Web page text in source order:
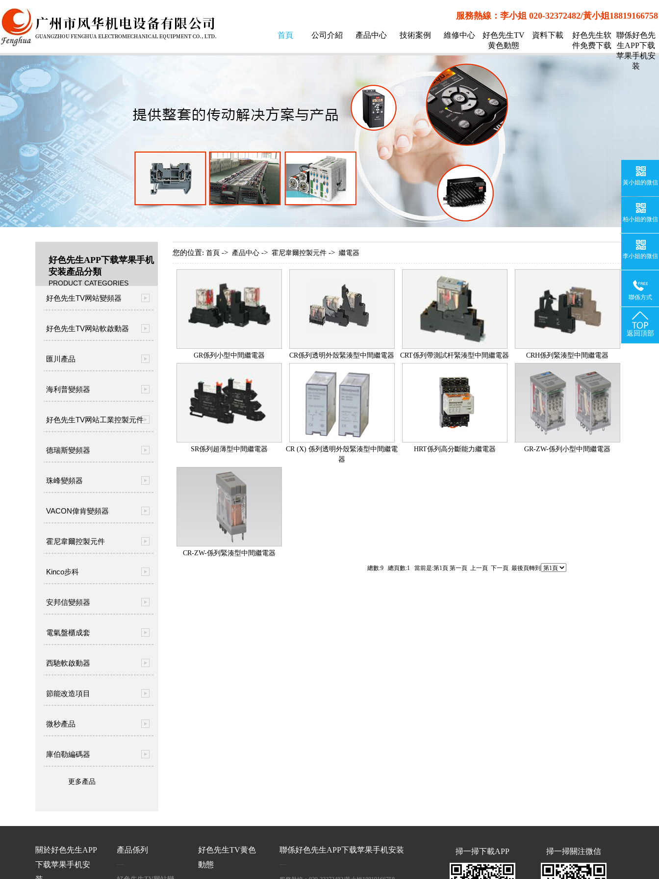
服務熱線：李小姐 020-32372482/黃小姐18819166758
首頁 公司介紹 產品中心 技術案例 維修中心
好色先生TV
黄色動態
資料下載
好色先生软
件免费下载
聯係好色先
生APP下载
苹果手机安
装
好色先生APP下载苹果手机
安装產品分類
PRODUCT CATEGORIES
好色先生TV网站變頻器
好色先生TV网站軟啟動器
匯川產品
海利普變頻器
好色先生TV网站工業控製元件
德瑞斯變頻器
珠峰變頻器
VACON偉肯變頻器
霍尼韋爾控製元件
Kinco步科
安邦信變頻器
電氣盤櫃成套
西馳軟啟動器
節能改造項目
微秒產品
庫伯勒編碼器
更多產品
您的位置: 首頁 -> 產品中心 -> 霍尼韋爾控製元件 -> 繼電器
GR係列小型中間繼電器 CR係列透明外殼緊湊型中間繼電器 CRT係列帶測試杆緊湊型中間繼電器 CRH係列緊湊型中間繼電器
SR係列超薄型中間繼電器
CR (X) 係列透明外殼緊湊型中間繼電
器
HRT係列高分斷能力繼電器 GR-ZW-係列小型中間繼電器
CR-ZW-係列緊湊型中間繼電器
總數:9 總頁數:1 當前是:第1頁 第一頁 上一頁 下一頁 最後頁轉到
關於好色先生APP
下载苹果手机安
產品係列
好色先生TV黄色
動態
聯係好色先生APP下载苹果手机安装 掃一掃下載APP 掃一掃關注微信
黃小姐的微信
柏小姐的微信
李小姐的微信
聯係方式
返回頂部